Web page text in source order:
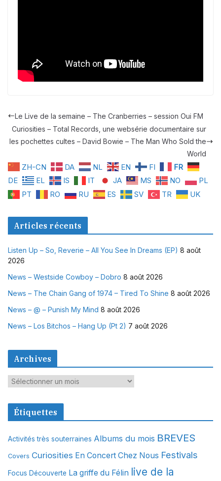
Le Live de la semaine – The Cranberries – session Oui FM
Curiosities – Total Records, une websérie documentaire sur
les pochettes cultes – David Bowie – The Man Who Sold the
World
ZH-CN DA NL EN FI
FR
DE
EL IS IT JA MS NO
PL
PT
RO RU ES SV TR UK
Articles récents
Listen Up – So, Reverie – All You See In Dreams (EP) 8 août
2026
News – Westside Cowboy – Dobro 8 août 2026
News – The Chain Gang of 1974 – Tired To Shine 8 août 2026
News – @ – Punish My Mind 8 août 2026
News – Los Bitchos – Hang Up (Pt 2) 7 août 2026
Archives
A
c
v
e
Étiquettes
Activités très souterraines Albums du mois BREVES
Covers Curiosities En Concert Chez Nous Festivals
Focus Découverte La griffe du Félin live de la